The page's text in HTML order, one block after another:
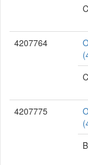
4207764
4207775